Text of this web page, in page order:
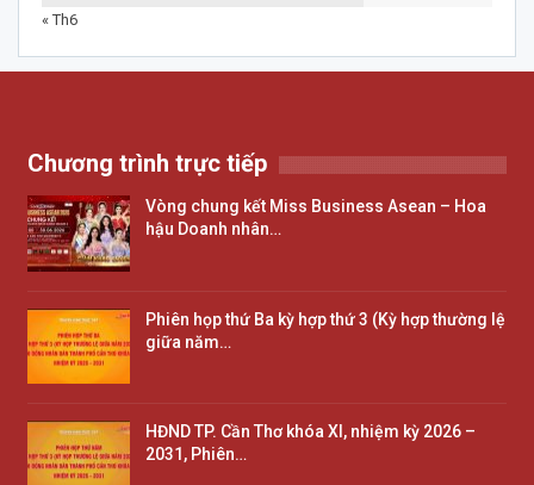
« Th6
Chương trình trực tiếp
Vòng chung kết Miss Business Asean – Hoa
hậu Doanh nhân…
Phiên họp thứ Ba kỳ hợp thứ 3 (Kỳ hợp thường lệ
giữa năm…
HĐND TP. Cần Thơ khóa XI, nhiệm kỳ 2026 –
2031, Phiên…